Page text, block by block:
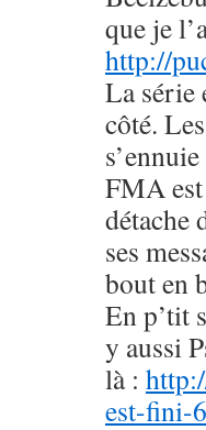
que je
http://
La série
côté.
FMA
détache
ses
bout en
En p’tit
y aussi
là :
est-fini-